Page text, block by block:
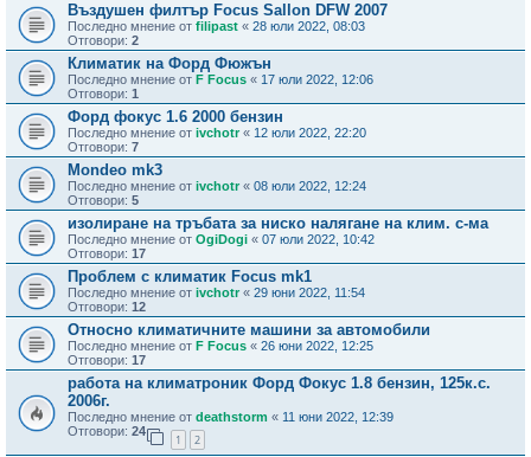
Въздушен филтър Focus Sallon DFW 2007
Последно мнение от filipast « 28 юли 2022, 08:03
Отговори: 2
Климатик на Форд Фюжън
Последно мнение от F Focus « 17 юли 2022, 12:06
Отговори: 1
Форд фокус 1.6 2000 бензин
Последно мнение от ivchotr« 12 юли 2022, 22:20
Отговори: 7
Mondeo mk3
Последно мнение от ivchotr « 08 юли 2022, 12:24
Отговори: 5
изолиране на тръбата за ниско налягане на клим. с-ма
Последно мнение от OgiDogi « 07 юли 2022, 10:42
Отговори: 17
Проблем с климатик Focus mk1
Последно мнение от ivchotr « 29 юни 2022, 11:54
Отговори: 12
Относно климатичните машини за автомобили
Последно мнение от F Focus « 26 юни 2022, 12:25
Отговори: 17
работа на климатроник Форд Фокус 1.8 бензин, 125к.с.
2006г.
Последно мнение от deathstorm « 11 юни 2022, 12:39
Отговори: 24
1 2